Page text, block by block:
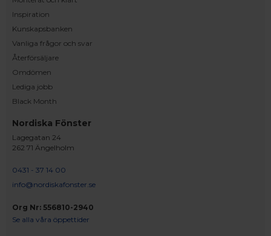
Inspiration
Kunskapsbanken
Vanliga frågor och svar
Återförsäljare
Omdömen
Lediga jobb
Black Month
Nordiska Fönster
Lagegatan 24
262 71 Ängelholm
0431 - 37 14 00
info@nordiskafonster.se
Org Nr: 556810-2940
Se alla våra öppettider